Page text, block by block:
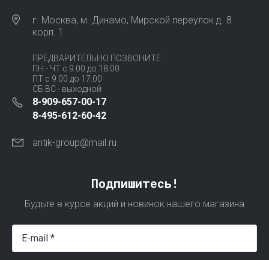
г. Москва, м. Динамо, Мирской переулок д. 8
корп. 1
ПРЕДВАРИТЕЛЬНО ПОЗВОНИТЕ
ПН - ЧТ с 9.00 до 18.00
ПТ с 9.00 до 17.00
СБ ВС - выходной
8-909-657-00-17
8-495-612-60-42
antik-group@mail.ru
Подпишитесь!
Будьте в курсе акций и новинок нашего магазина